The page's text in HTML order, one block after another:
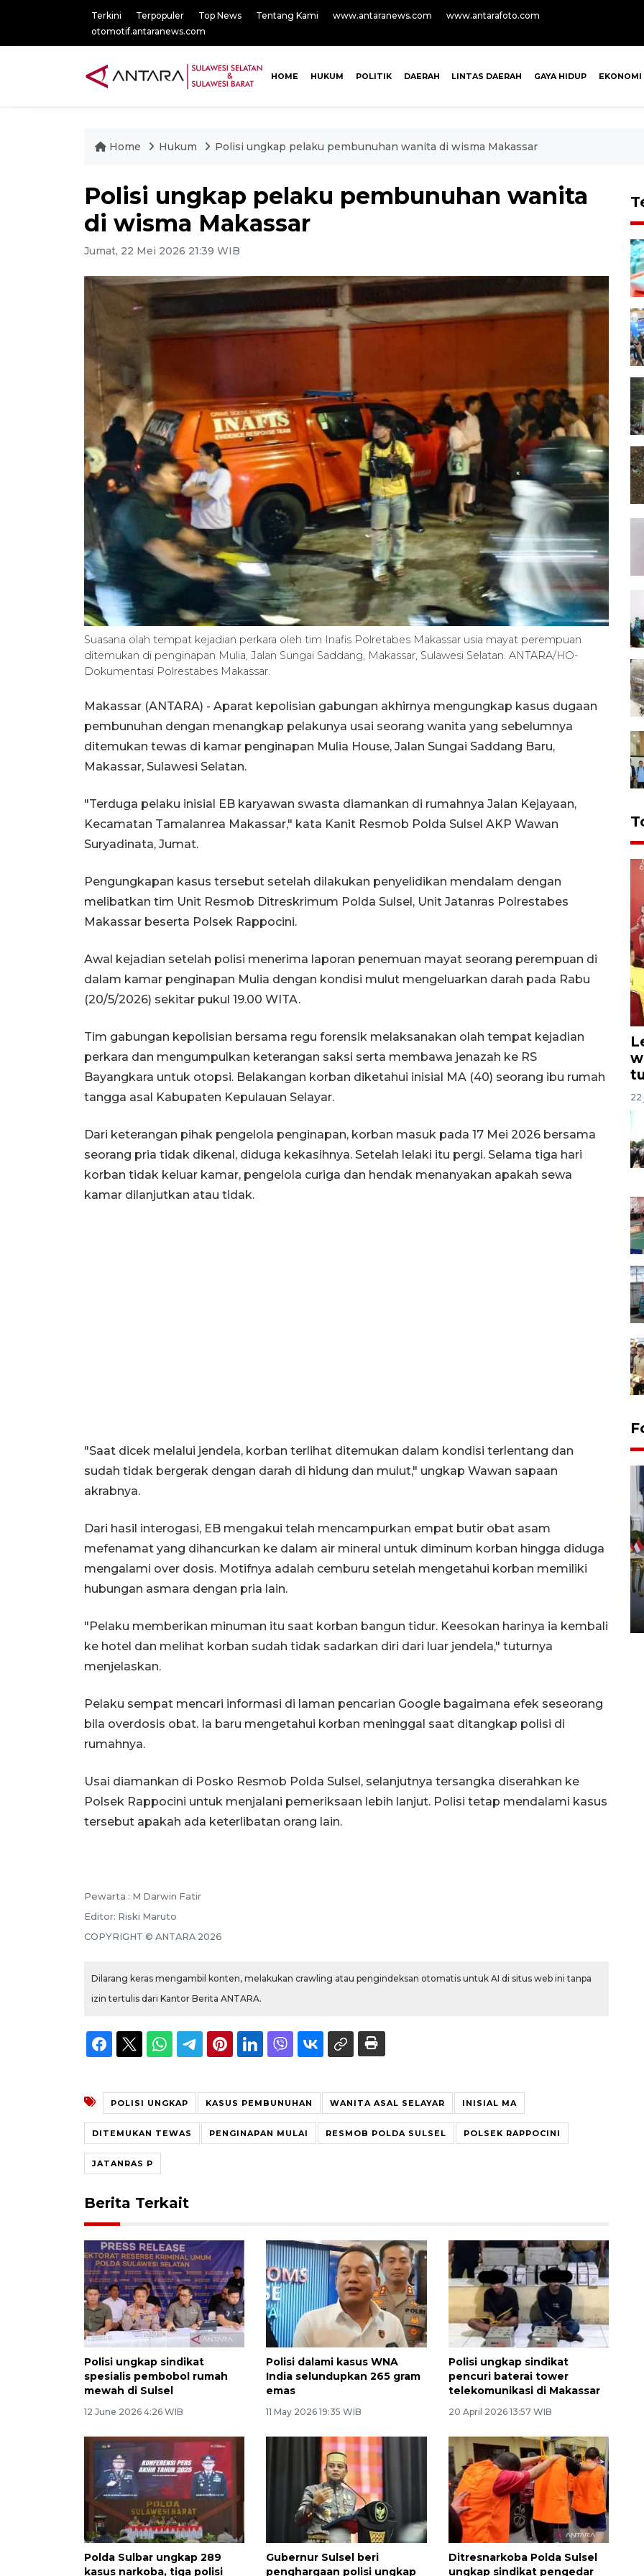
Terkini Terpopuler Top News Tentang Kami www.antaranews.com
www.antarafoto.com
otomotif.antaranews.com
HOME HUKUM POLITIK DAERAH LINTAS DAERAH GAYA HIDUP EKONOMI
Home Hukum Polisi ungkap pelaku pembunuhan wanita di wisma Makassar
Polisi ungkap pelaku pembunuhan wanita
di wisma Makassar
Jumat, 22 Mei 2026 21:39 WIB
Suasana olah tempat kejadian perkara oleh tim Inafis Polretabes Makassar usia mayat perempuan
ditemukan di penginapan Mulia, Jalan Sungai Saddang, Makassar, Sulawesi Selatan. ANTARA/HO-
Dokumentasi Polrestabes Makassar.
Makassar (ANTARA) - Aparat kepolisian gabungan akhirnya mengungkap kasus dugaan
pembunuhan dengan menangkap pelakunya usai seorang wanita yang sebelumnya
ditemukan tewas di kamar penginapan Mulia House, Jalan Sungai Saddang Baru,
Makassar, Sulawesi Selatan.
"Terduga pelaku inisial EB karyawan swasta diamankan di rumahnya Jalan Kejayaan,
Kecamatan Tamalanrea Makassar," kata Kanit Resmob Polda Sulsel AKP Wawan
Suryadinata, Jumat.
Pengungkapan kasus tersebut setelah dilakukan penyelidikan mendalam dengan
melibatkan tim Unit Resmob Ditreskrimum Polda Sulsel, Unit Jatanras Polrestabes
Makassar beserta Polsek Rappocini.
Awal kejadian setelah polisi menerima laporan penemuan mayat seorang perempuan di
dalam kamar penginapan Mulia dengan kondisi mulut mengeluarkan darah pada Rabu
(20/5/2026) sekitar pukul 19.00 WITA.
Tim gabungan kepolisian bersama regu forensik melaksanakan olah tempat kejadian
perkara dan mengumpulkan keterangan saksi serta membawa jenazah ke RS
Bayangkara untuk otopsi. Belakangan korban diketahui inisial MA (40) seorang ibu rumah
tangga asal Kabupaten Kepulauan Selayar.
Dari keterangan pihak pengelola penginapan, korban masuk pada 17 Mei 2026 bersama
seorang pria tidak dikenal, diduga kekasihnya. Setelah lelaki itu pergi. Selama tiga hari
korban tidak keluar kamar, pengelola curiga dan hendak menanyakan apakah sewa
kamar dilanjutkan atau tidak.
"Saat dicek melalui jendela, korban terlihat ditemukan dalam kondisi terlentang dan
sudah tidak bergerak dengan darah di hidung dan mulut," ungkap Wawan sapaan
akrabnya.
Dari hasil interogasi, EB mengakui telah mencampurkan empat butir obat asam
mefenamat yang dihancurkan ke dalam air mineral untuk diminum korban hingga diduga
mengalami over dosis. Motifnya adalah cemburu setelah mengetahui korban memiliki
hubungan asmara dengan pria lain.
"Pelaku memberikan minuman itu saat korban bangun tidur. Keesokan harinya ia kembali
ke hotel dan melihat korban sudah tidak sadarkan diri dari luar jendela," tuturnya
menjelaskan.
Pelaku sempat mencari informasi di laman pencarian Google bagaimana efek seseorang
bila overdosis obat. Ia baru mengetahui korban meninggal saat ditangkap polisi di
rumahnya.
Usai diamankan di Posko Resmob Polda Sulsel, selanjutnya tersangka diserahkan ke
Polsek Rappocini untuk menjalani pemeriksaan lebih lanjut. Polisi tetap mendalami kasus
tersebut apakah ada keterlibatan orang lain.
Pewarta : M Darwin Fatir
Editor: Riski Maruto
COPYRIGHT © ANTARA 2026
Dilarang keras mengambil konten, melakukan crawling atau pengindeksan otomatis untuk AI di situs web ini tanpa
izin tertulis dari Kantor Berita ANTARA.
POLISI UNGKAP KASUS PEMBUNUHAN WANITA ASAL SELAYAR INISIAL MA
DITEMUKAN TEWAS PENGINAPAN MULAI RESMOB POLDA SULSEL POLSEK RAPPOCINI
JATANRAS P
Berita Terkait
Polisi ungkap sindikat
spesialis pembobol rumah
mewah di Sulsel
12 June 2026 4:26 WIB
Polisi dalami kasus WNA
India selundupkan 265 gram
emas
11 May 2026 19:35 WIB
Polisi ungkap sindikat
pencuri baterai tower
telekomunikasi di Makassar
20 April 2026 13:57 WIB
Polda Sulbar ungkap 289
kasus narkoba, tiga polisi
Gubernur Sulsel beri
penghargaan polisi ungkap
Ditresnarkoba Polda Sulsel
ungkap sindikat pengedar
22
FOTO - Kirab memperingati
HUT ke-80 Raja Keraton